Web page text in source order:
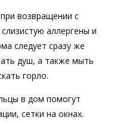
возвращении с
аллергены и
следует сразу же
душ, а также мыть
горло.
в дом помогут
сетки на окнах.